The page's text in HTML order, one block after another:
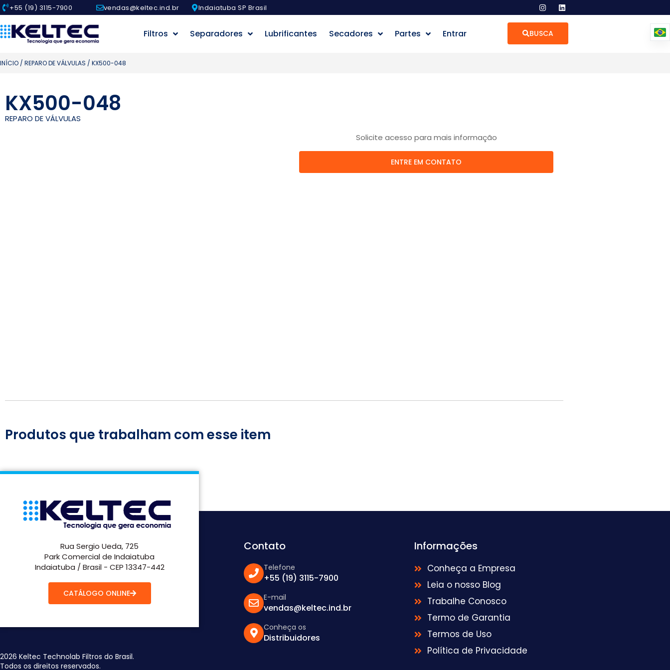
+55 (19) 3115-7900 vendas@keltec.ind.br Indaiatuba SP Brasil
Filtros Separadores Lubrificantes Secadores Partes Entrar BUSCA
INÍCIO / REPARO DE VÁLVULAS / KX500-048
KX500-048
REPARO DE VÁLVULAS
Solicite acesso para mais informação
ENTRE EM CONTATO
Produtos que trabalham com esse item
Rua Sergio Ueda, 725
Park Comercial de Indaiatuba
Indaiatuba / Brasil - CEP 13347-442
CATÁLOGO ONLINE
2026 Keltec Technolab Filtros do Brasil.
Todos os direitos reservados.
Contato
Telefone
+55 (19) 3115-7900
E-mail
vendas@keltec.ind.br
Conheça os
Distribuidores
Informações
Conheça a Empresa
Leia o nosso Blog
Trabalhe Conosco
Termo de Garantia
Termos de Uso
Política de Privacidade